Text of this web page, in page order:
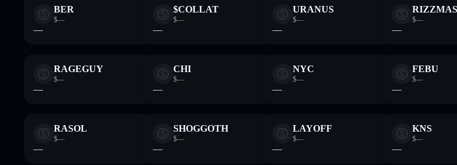
BER
$—
—
$COLLAT
$—
—
URANUS
$—
—
RIZZMAS
$—
—
RAGEGUY
$—
—
CHI
$—
—
NYC
$—
—
FEBU
$—
—
RASOL
$—
—
SHOGGOTH
$—
—
LAYOFF
$—
—
KNS
$—
—